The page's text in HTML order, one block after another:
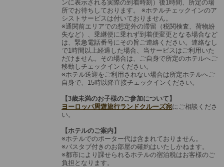
ンに表示される実際の到着時刻）後1時間、所定の場
所でお待ちしております。 ※ホテルチェックインのア
シストサービスは付いておりません。
※通関前エリアでの想定外の滞留（税関検査、荷物紛
失など）、乗継便に乗れず到着便変更となる場合など
は、緊急電話番号にその旨ご連絡ください。連絡なし
で1時間以上経過した場合、当サービスはご利用いた
だけません。その場合は、ご自身で所定のホテルへご
移動しチェックインください。
※ホテル送迎をご利用されない場合は所定ホテルへご
自身で、15時以降直接チェックインください。
【3歳未満のお子様のご参加について】
ヨーロッパ周遊旅行ランドクルーズ宛にご相談くださ
い。
【ホテルのご案内】
※ホテルでのポーター代は含まれておりません。
※バスタブ付きのお部屋の確約はいたしかねます。
※都市により課せられるホテルの宿泊税はお客様のご
負担となります。